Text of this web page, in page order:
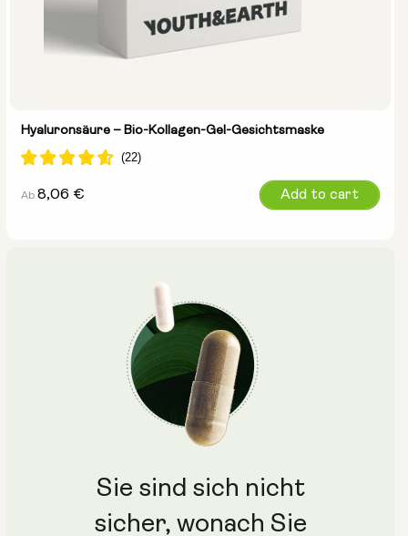
Hyaluronsäure – Bio-Kollagen-Gel-Gesichtsmaske
10 Masken (2x Packungen)
Normalpreis
Ab 8,06 € Add to cart
Sie sind sich nicht
sicher, wonach Sie